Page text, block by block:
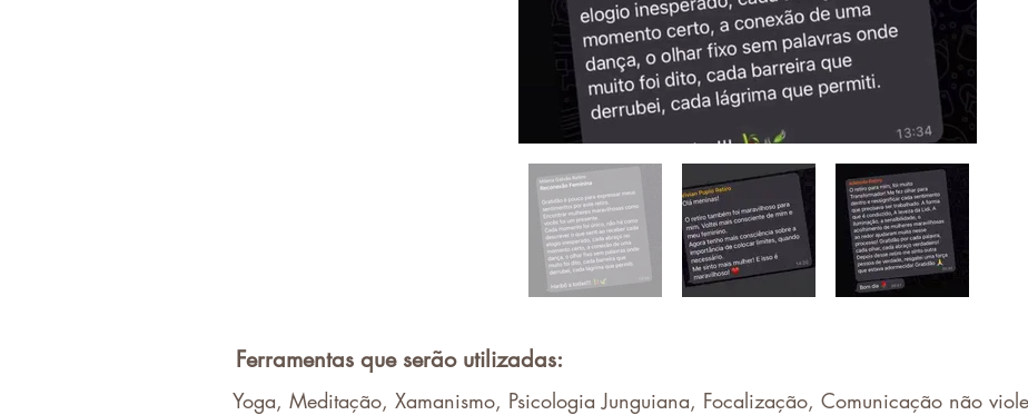
Ferramentas que serão utilizadas:
Yoga, Meditação, Xamanismo, Psicologia Junguiana, Focalização, Comunicação não